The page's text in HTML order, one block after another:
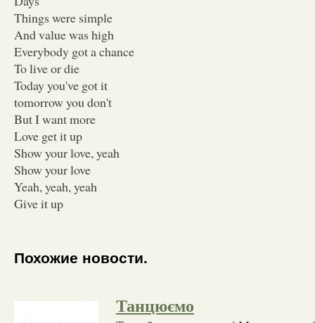
Things were simple
And value was high
Everybody got a chance
To live or die
Today you've got it
tomorrow you don't
But I want more
Love get it up
Show your love, yeah
Show your love
Yeah, yeah, yeah
Give it up
Похожие новости.
Танцюємо